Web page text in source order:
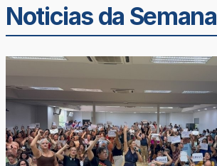
Noticias da Semana